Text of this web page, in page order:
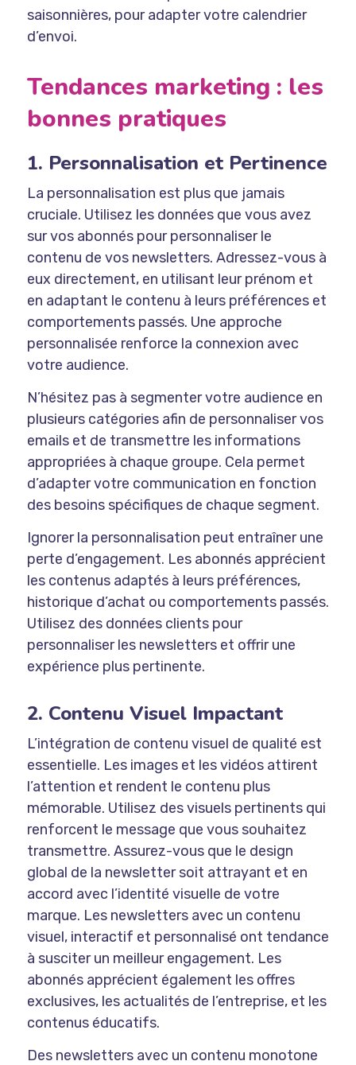
saisonnières, pour adapter votre calendrier
d’envoi.
Tendances marketing : les
bonnes pratiques
1. Personnalisation et Pertinence
La personnalisation est plus que jamais
cruciale. Utilisez les données que vous avez
sur vos abonnés pour personnaliser le
contenu de vos newsletters. Adressez-vous à
eux directement, en utilisant leur prénom et
en adaptant le contenu à leurs préférences et
comportements passés. Une approche
personnalisée renforce la connexion avec
votre audience.
N’hésitez pas à segmenter votre audience en
plusieurs catégories afin de personnaliser vos
emails et de transmettre les informations
appropriées à chaque groupe. Cela permet
d’adapter votre communication en fonction
des besoins spécifiques de chaque segment.
Ignorer la personnalisation peut entraîner une
perte d’engagement. Les abonnés apprécient
les contenus adaptés à leurs préférences,
historique d’achat ou comportements passés.
Utilisez des données clients pour
personnaliser les newsletters et offrir une
expérience plus pertinente.
2. Contenu Visuel Impactant
L’intégration de contenu visuel de qualité est
essentielle. Les images et les vidéos attirent
l’attention et rendent le contenu plus
mémorable. Utilisez des visuels pertinents qui
renforcent le message que vous souhaitez
transmettre. Assurez-vous que le design
global de la newsletter soit attrayant et en
accord avec l’identité visuelle de votre
marque. Les newsletters avec un contenu
visuel, interactif et personnalisé ont tendance
à susciter un meilleur engagement. Les
abonnés apprécient également les offres
exclusives, les actualités de l’entreprise, et les
contenus éducatifs.
Des newsletters avec un contenu monotone